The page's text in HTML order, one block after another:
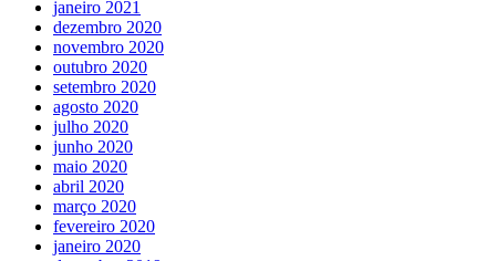
janeiro 2021
dezembro 2020
novembro 2020
outubro 2020
setembro 2020
agosto 2020
julho 2020
junho 2020
maio 2020
abril 2020
março 2020
fevereiro 2020
janeiro 2020